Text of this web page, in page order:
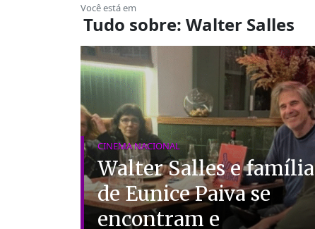
Você está em
Tudo sobre: Walter Salles
CINEMA NACIONAL
Walter Salles e família
de Eunice Paiva se
encontram e